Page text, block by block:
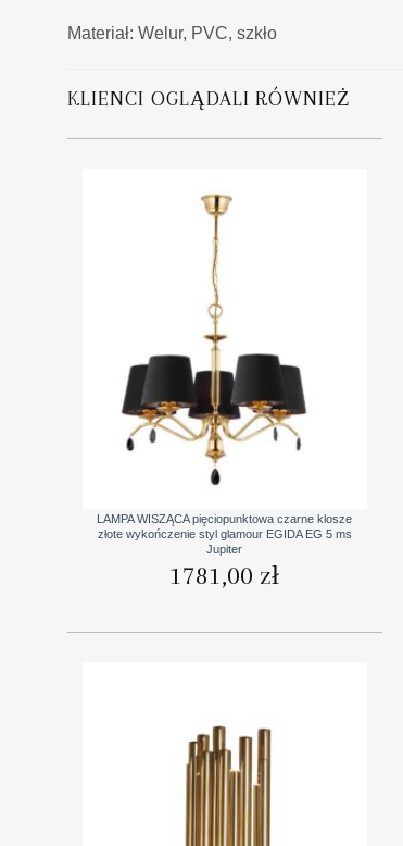
Materiał: Welur, PVC, szkło
KLIENCI OGLĄDALI RÓWNIEŻ
LAMPA WISZĄCA pięciopunktowa czarne klosze
złote wykończenie styl glamour EGIDA EG 5 ms
Jupiter
1781,00 zł